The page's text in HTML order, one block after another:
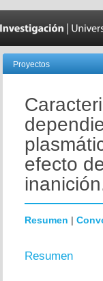
Proyectos
efecto
Resumen |
Resumen